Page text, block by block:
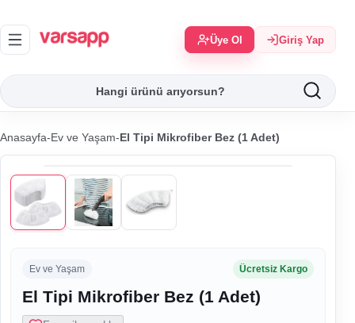
Üye Ol Giriş Yap
Anasayfa-Ev ve Yaşam-El Tipi Mikrofiber Bez (1 Adet)
Ev ve Yaşam Ücretsiz Kargo
El Tipi Mikrofiber Bez (1 Adet)